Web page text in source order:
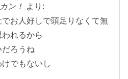
ン！ より:
お人好しで頭足りなくて無
れるから
だろうね
でもないし